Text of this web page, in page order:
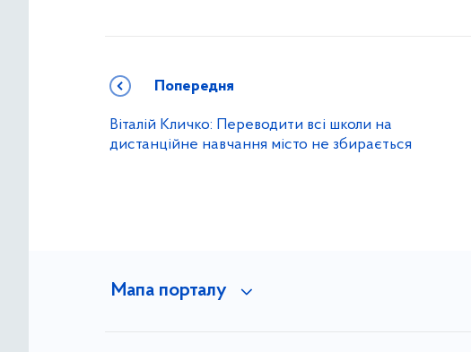
Попередня
Віталій Кличко: Переводити всі школи на
дистанційне навчання місто не збирається
Мапа порталу